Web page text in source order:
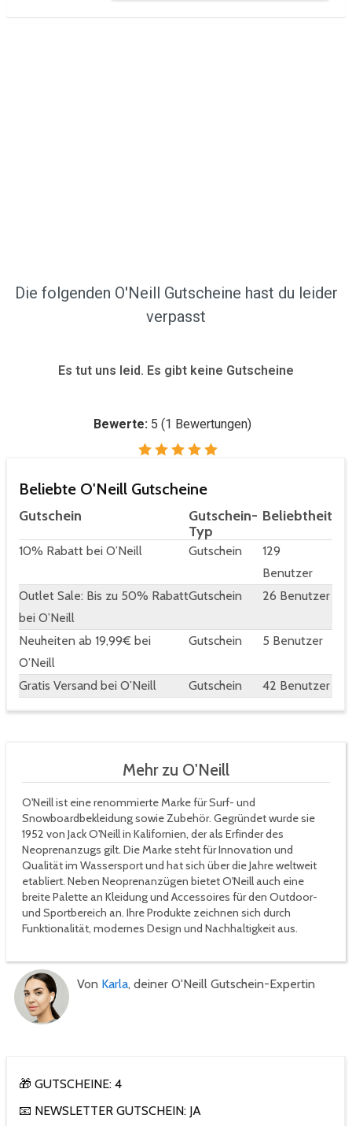
Die folgenden O'Neill Gutscheine hast du leider
verpasst
Es tut uns leid. Es gibt keine Gutscheine
Bewerte: 5 (1 Bewertungen)
Beliebte O'Neill Gutscheine
Gutschein
Gutschein-
Typ
Beliebtheit
10% Rabatt bei O’Neill Gutschein
129
Benutzer
Outlet Sale: Bis zu 50% Rabatt
bei O’Neill
Gutschein 26 Benutzer
Neuheiten ab 19,99€ bei
O’Neill
Gutschein 5 Benutzer
Gratis Versand bei O’Neill Gutschein 42 Benutzer
Mehr zu O'Neill
O'Neill ist eine renommierte Marke für Surf- und
Snowboardbekleidung sowie Zubehör. Gegründet wurde sie
1952 von Jack O'Neill in Kalifornien, der als Erfinder des
Neoprenanzugs gilt. Die Marke steht für Innovation und
Qualität im Wassersport und hat sich über die Jahre weltweit
etabliert. Neben Neoprenanzügen bietet O'Neill auch eine
breite Palette an Kleidung und Accessoires für den Outdoor-
und Sportbereich an. Ihre Produkte zeichnen sich durch
Funktionalität, modernes Design und Nachhaltigkeit aus.
Von Karla, deiner O'Neill Gutschein-Expertin
🎁 GUTSCHEINE: 4
📧 NEWSLETTER GUTSCHEIN: JA